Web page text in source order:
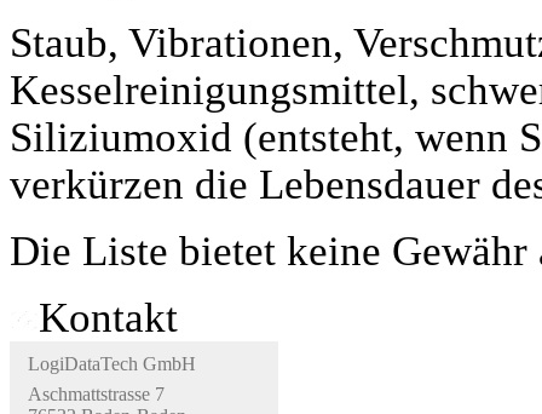
Staub, Vibrationen,
Kesselreinigungsmittel,
Siliziumoxid (entsteht, wenn
verkürzen die Lebensdauer
Die Liste bietet keine
Kontakt
LogiDataTech GmbH
Aschmattstrasse 7